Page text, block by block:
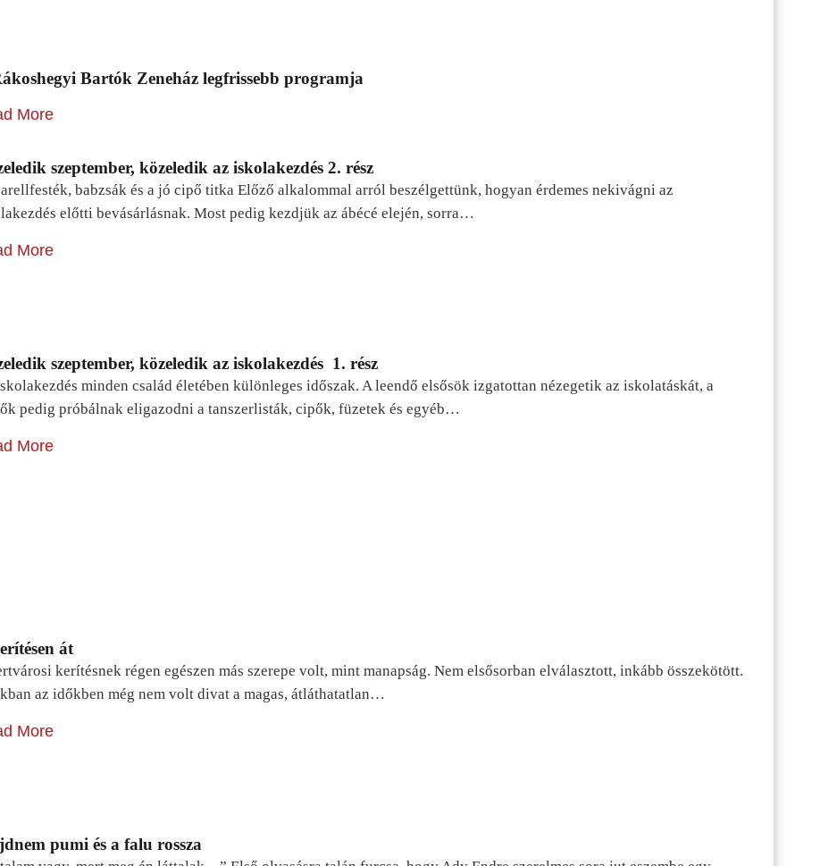
Bartók Zeneház legfrissebb programja
More
szeptember, közeledik az iskolakezdés 2. rész
babzsák és a jó cipő titka Előző alkalommal arról beszélgettünk, hogyan érdemes nekivágni az
előtti bevásárlásnak. Most pedig kezdjük az ábécé elején, sorra…
More
szeptember, közeledik az iskolakezdés 1. rész
minden család életében különleges időszak. A leendő elsősök izgatottan nézegetik az iskolatáskát, a
pedig próbálnak eligazodni a tanszerlisták, cipők, füzetek és egyéb…
More
át
kerítésnek régen egészen más szerepe volt, mint manapság. Nem elsősorban elválasztott, inkább összekötött.
az időkben még nem volt divat a magas, átláthatatlan…
More
pumi és a falu rossza